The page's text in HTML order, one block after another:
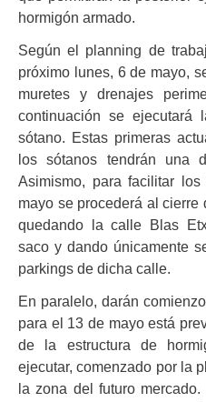
hormigón armado.
Según el planning de
próximo lunes, 6 de mayo,
muretes y drenajes
continuación se ejecutará
sótano. Estas primeras
los sótanos tendrán una
Asimismo, para facilitar
mayo se procederá al cierre
quedando la calle Blas
saco y dando únicamente
parkings de dicha calle.
En paralelo, darán
para el 13 de mayo está
de la estructura de
ejecutar, comenzado por la
la zona del futuro